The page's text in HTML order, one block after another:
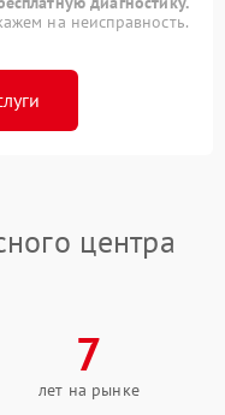
на неисправность.
центра
7
лет на рынке